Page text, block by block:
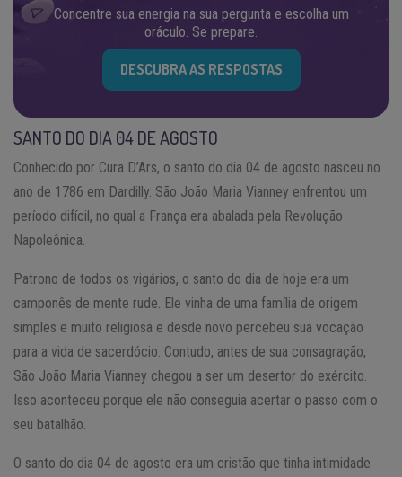
Concentre sua energia na sua pergunta e escolha um
oráculo. Se prepare.
DESCUBRA AS RESPOSTAS
SANTO DO DIA 04 DE AGOSTO
Conhecido por Cura D’Ars, o santo do dia 04 de agosto nasceu no
ano de 1786 em Dardilly. São João Maria Vianney enfrentou um
período difícil, no qual a França era abalada pela Revolução
Napoleônica.
Patrono de todos os vigários, o santo do dia de hoje era um
camponês de mente rude. Ele vinha de uma família de origem
simples e muito religiosa e desde novo percebeu sua vocação
para a vida de sacerdócio. Contudo, antes de sua consagração,
São João Maria Vianney chegou a ser um desertor do exército.
Isso aconteceu porque ele não conseguia acertar o passo com o
seu batalhão.
O santo do dia 04 de agosto era um cristão que tinha intimidade